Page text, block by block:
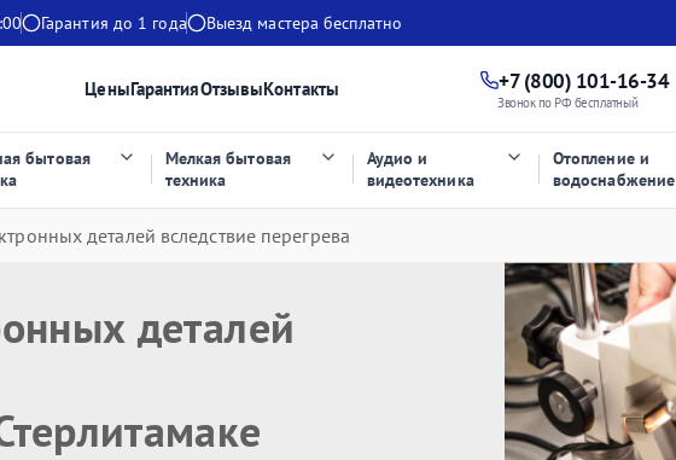
Гарантия до 1 года Выезд мастера бесплатно
ЦеныГарантияОтзывыКонтакты +7 (800) 101-16-34
Звонок по РФ бесплатный
бытовая
Мелкая бытовая
техника
Аудио и
видеотехника
Отопление и
водоснабжение
деталей вследствие перегрева
деталей